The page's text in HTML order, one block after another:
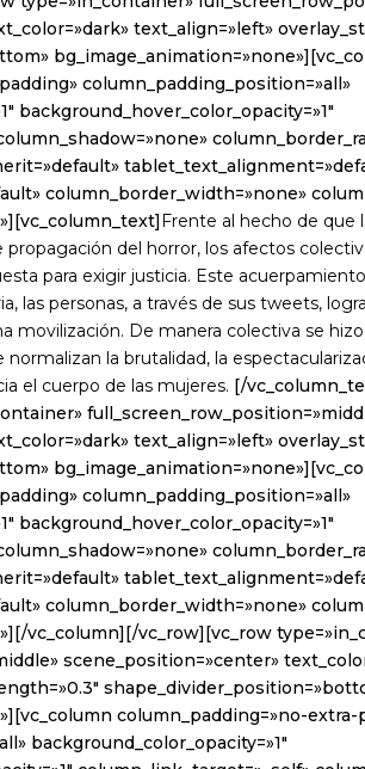
text_align=»left»
column_padding_position=»all»
background_hover_color_opacity=»1″
column_border_width=»none»
Frente al hecho de que
del horror, los afectos
para exigir justicia. Este
las personas, a través de sus tweets,
movilización. De manera colectiva se
la brutalidad, la
el cuerpo de las mujeres. [/
text_align=»left»
column_padding_position=»all»
background_hover_color_opacity=»1″
column_border_width=»none»
vc_column][/vc_row][vc_row
scene_position=»center»
column_padding=»no-extra-
background_color_opacity=»1″